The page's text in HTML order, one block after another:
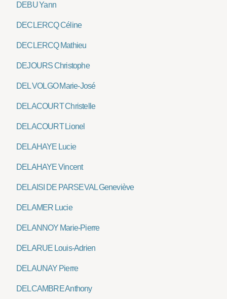
DEBU Yann
DECLERCQ Céline
DECLERCQ Mathieu
DEJOURS Christophe
DEL VOLGO Marie-José
DELACOURT Christelle
DELACOURT Lionel
DELAHAYE Lucie
DELAHAYE Vincent
DELAISI DE PARSEVAL Geneviève
DELAMER Lucie
DELANNOY Marie-Pierre
DELARUE Louis-Adrien
DELAUNAY Pierre
DELCAMBRE Anthony